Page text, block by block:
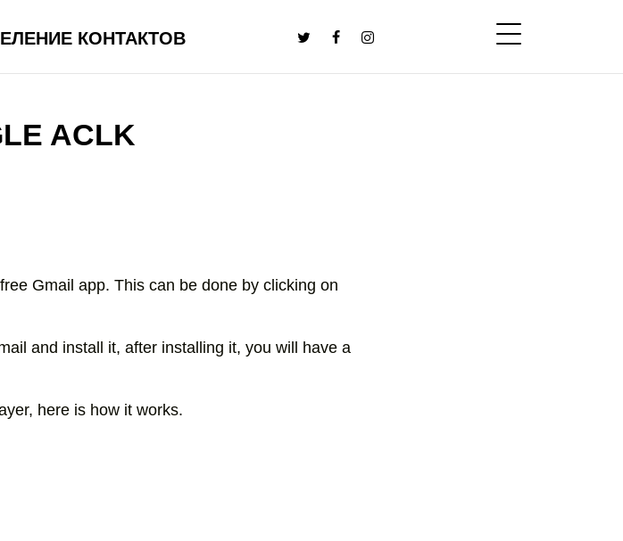
КОНТАКТОВ
ACLK
Gmail app. This can be done by clicking on
and install it, after installing it, you will have a
here is how it works.